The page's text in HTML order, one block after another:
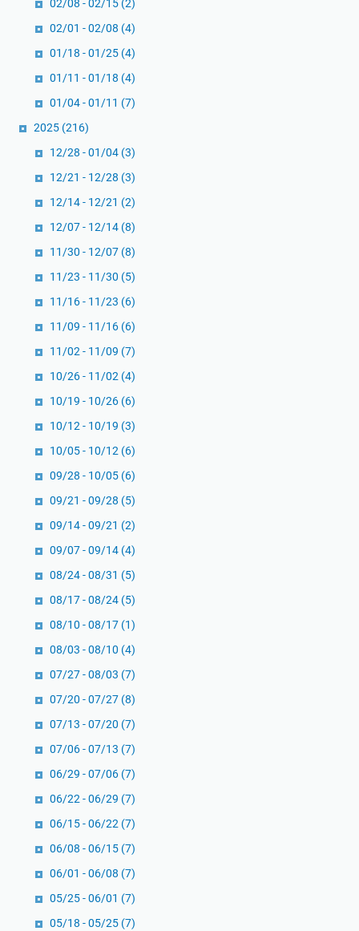
i
b
n
k
t
e
k
:
C
r
a
P
k
t
M
e
n
e
l
o
l
E
m
o
i
d
a
l
m
H
i
u
p
S
a
r
02/08 - 02/15 (2)
02/01 - 02/08 (4)
01/18 - 01/25 (4)
01/11 - 01/18 (4)
01/04 - 01/11 (7)
2025 (216)
12/28 - 01/04 (3)
12/21 - 12/28 (3)
12/14 - 12/21 (2)
12/07 - 12/14 (8)
11/30 - 12/07 (8)
11/23 - 11/30 (5)
11/16 - 11/23 (6)
11/09 - 11/16 (6)
11/02 - 11/09 (7)
10/26 - 11/02 (4)
10/19 - 10/26 (6)
10/12 - 10/19 (3)
10/05 - 10/12 (6)
09/28 - 10/05 (6)
09/21 - 09/28 (5)
09/14 - 09/21 (2)
09/07 - 09/14 (4)
08/24 - 08/31 (5)
08/17 - 08/24 (5)
08/10 - 08/17 (1)
08/03 - 08/10 (4)
07/27 - 08/03 (7)
07/20 - 07/27 (8)
07/13 - 07/20 (7)
07/06 - 07/13 (7)
06/29 - 07/06 (7)
06/22 - 06/29 (7)
06/15 - 06/22 (7)
06/08 - 06/15 (7)
06/01 - 06/08 (7)
05/25 - 06/01 (7)
05/18 - 05/25 (7)